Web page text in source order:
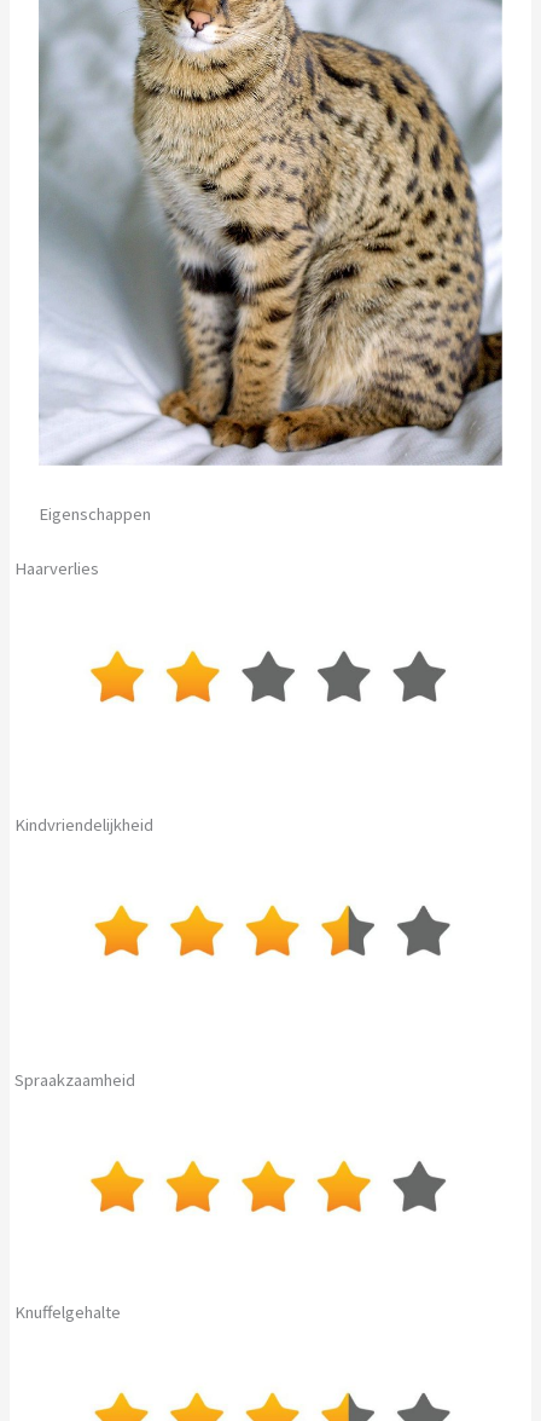
Eigenschappen
Haarverlies
Kindvriendelijkheid
Spraakzaamheid
Knuffelgehalte